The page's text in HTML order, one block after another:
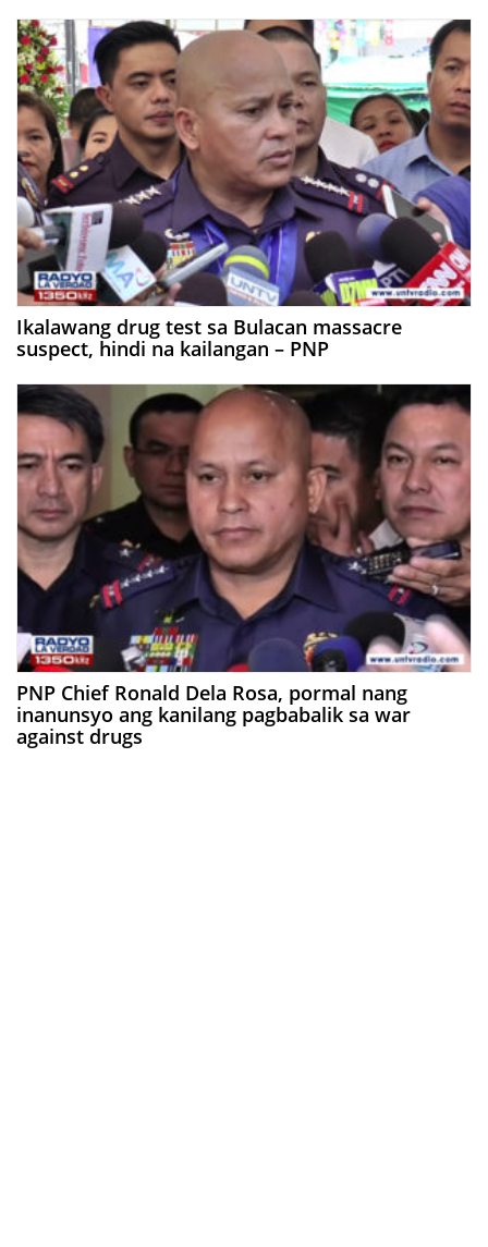
Ikalawang drug test sa Bulacan massacre
suspect, hindi na kailangan – PNP
PNP Chief Ronald Dela Rosa, pormal nang
inanunsyo ang kanilang pagbabalik sa war
against drugs